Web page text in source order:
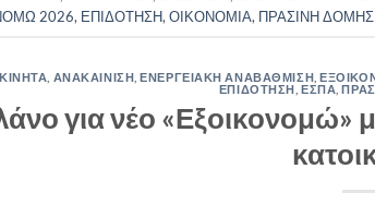
2026, ΕΠΙΔΟΤΗΣΗ, ΟΙΚΟΝΟΜΙΑ, ΠΡΑΣΙΝΗ
ΑΝΑΚΑΙΝΙΣΗ ,ΕΝΕΡΓΕΙΑΚΗ ΑΝΑΒΑΘΜΙΣΗ ,
ΕΠΙΔΟΤΗΣΗ ,ΕΣΠΑ ,
για νέο «Εξοικονομώ»